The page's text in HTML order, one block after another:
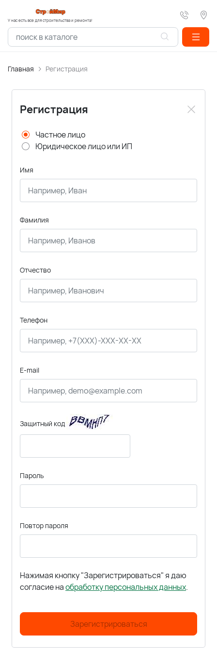
У нас есть все для строительства и ремонта!
Главная Регистрация
Регистрация
Частное лицо
Юридическое лицо или ИП
Имя
Фамилия
Отчество
Телефон
E-mail
Защитный код
Пароль
Повтор пароля
Нажимая кнопку "Зарегистрироваться" я даю
согласие наобработку персональных данных.
Зарегистрироваться